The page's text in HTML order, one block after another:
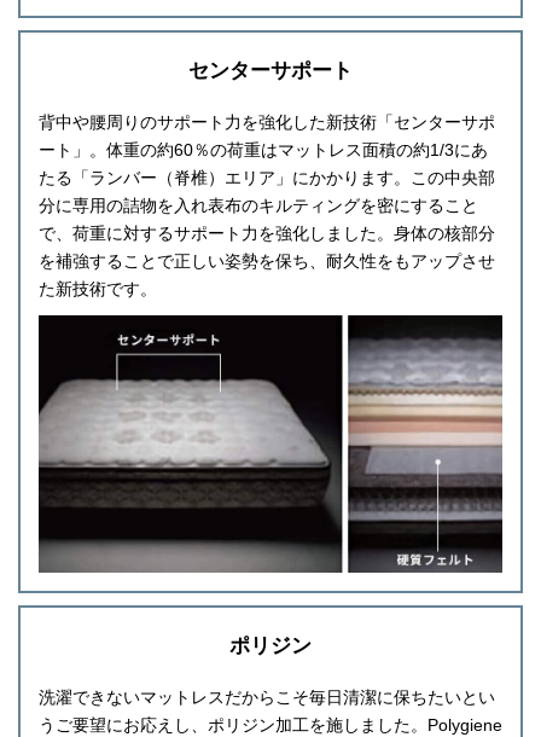
センターサポート
背中や腰周りのサポート力を強化した新技術「センターサポ
ート」。体重の約60％の荷重はマットレス面積の約1/3にあ
たる「ランバー（脊椎）エリア」にかかります。この中央部
分に専用の詰物を入れ表布のキルティングを密にすること
で、荷重に対するサポート力を強化しました。身体の核部分
を補強することで正しい姿勢を保ち、耐久性をもアップさせ
た新技術です。
ポリジン
洗濯できないマットレスだからこそ毎日清潔に保ちたいとい
うご要望にお応えし、ポリジン加工を施しました。Polygiene